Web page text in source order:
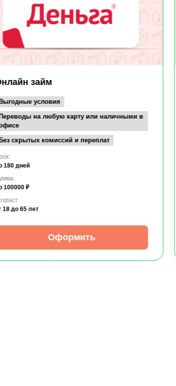
займ
Выгодные условия
Переводы на любую карту или наличными в
Без скрытых комиссий и переплат
180 дней
100000 ₽
18 до 65 лет
Оформить